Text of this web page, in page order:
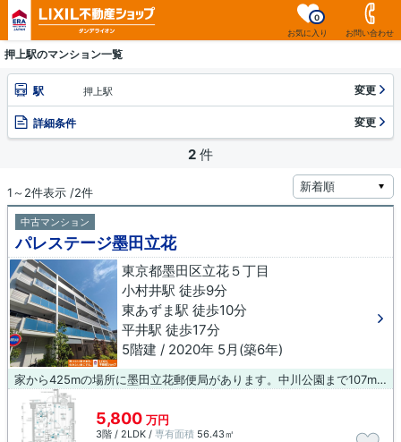
お気に入り
0
お問い合わせ
押上駅のマンション一覧
駅 押上駅 変更
詳細条件 変更
2 件
1～2件表示 /2件
中古マンション
パレステージ墨田立花
東京都墨田区立花５丁目
小村井駅 徒歩9分
東あずま駅 徒歩10分
平井駅 徒歩17分
5階建 / 2020年 5月(築6年)
家から425mの場所に墨田立花郵便局があります。中川公園まで107mです。築6年の中古マンションです。エレベーター付きの物件なので、上階でも上り下りが楽です。ダンデライオン 王子店は信頼と実績を誇る不動産会社です。不動産に関することは0120-485-494までお問い合わせ下さい。
5,800 万円
3階 / 2LDK / 専有面積 56.43㎡